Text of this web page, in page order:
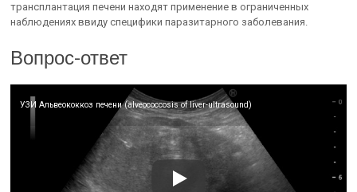
трансплантация печени находят применение в ограниченных
наблюдениях ввиду специфики паразитарного заболевания.
Вопрос-ответ
УЗИ Альвеококкоз печени (alveococcosis of liver-ultrasound)